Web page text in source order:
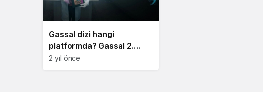
Gassal dizi hangi
platformda? Gassal 2.
sezon tarihi
2 yıl önce